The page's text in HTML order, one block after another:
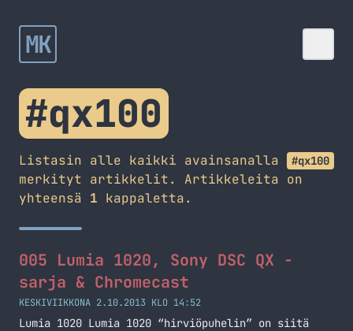
MK
#qx100
Listasin alle kaikki avainsanalla #qx100
merkityt artikkelit. Artikkeleita on
yhteensä 1 kappaletta.
005 Lumia 1020, Sony DSC QX -
sarja & Chromecast
KESKIVIIKKONA 2.10.2013 KLO 14:52
Lumia 1020 Lumia 1020 “hirviöpuhelin” on siitä